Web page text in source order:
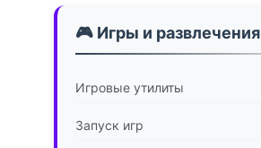
🎮 Игры и развлечения
Игровые утилиты
Запуск игр